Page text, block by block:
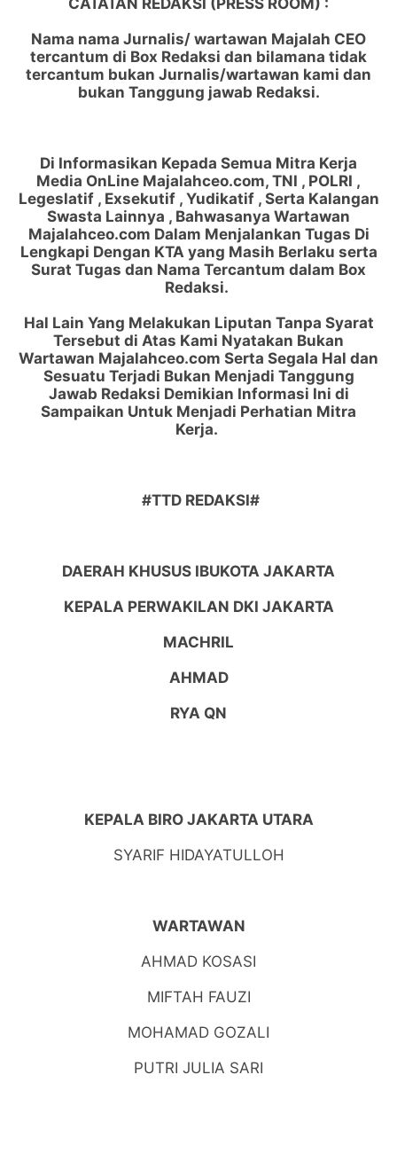
CATATAN REDAKSI (PRESS ROOM) :
Nama nama Jurnalis/ wartawan Majalah CEO
tercantum di Box Redaksi dan bilamana tidak
tercantum bukan Jurnalis/wartawan kami dan
bukan Tanggung jawab Redaksi.
Di Informasikan Kepada Semua Mitra Kerja
Media OnLine Majalahceo.com, TNI , POLRI ,
Legeslatif , Exsekutif , Yudikatif , Serta Kalangan
Swasta Lainnya , Bahwasanya Wartawan
Majalahceo.com Dalam Menjalankan Tugas Di
Lengkapi Dengan KTA yang Masih Berlaku serta
Surat Tugas dan Nama Tercantum dalam Box
Redaksi.
Hal Lain Yang Melakukan Liputan Tanpa Syarat
Tersebut di Atas Kami Nyatakan Bukan
Wartawan Majalahceo.com Serta Segala Hal dan
Sesuatu Terjadi Bukan Menjadi Tanggung
Jawab Redaksi Demikian Informasi Ini di
Sampaikan Untuk Menjadi Perhatian Mitra
Kerja.
#TTD REDAKSI#
DAERAH KHUSUS IBUKOTA JAKARTA
KEPALA PERWAKILAN DKI JAKARTA
MACHRIL
AHMAD
RYA QN
KEPALA BIRO JAKARTA UTARA
SYARIF HIDAYATULLOH
WARTAWAN
AHMAD KOSASI
MIFTAH FAUZI
MOHAMAD GOZALI
PUTRI JULIA SARI